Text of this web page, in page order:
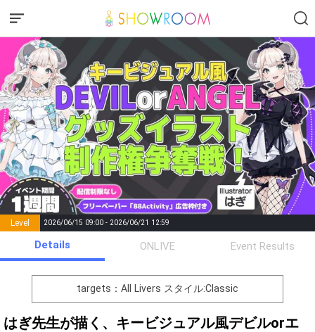
Level 2026/06/15 09:00 - 2026/06/21 12:59
Points List of Goal
number of
positions
Rema
0 Event Begins!
オリジナルアバター制作権獲
得！
Details ONLIVE Event Results
targets：All Livers スタイル:Classic
はぎ先生が描く、キービジュアル風デビルorエ